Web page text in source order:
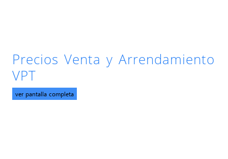
Precios Venta y Arrendamiento
VPT
ver pantalla completa